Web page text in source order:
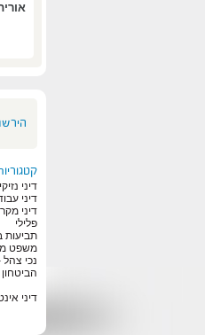
דיני
דיני
דיני
פלילי
תביעות
משפט
נכי
הביטחון
דיני